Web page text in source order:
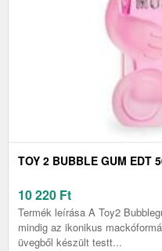
TOY 2 BUBBLE GUM EDT
10 220 Ft
Termék leírása A Toy2
mindig az ikonikus
üvegből készült testt...